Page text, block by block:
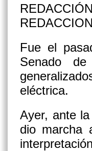
REDACCIÓN
Fue el
Senado
eléctrica.
Ayer, ante
dio marcha